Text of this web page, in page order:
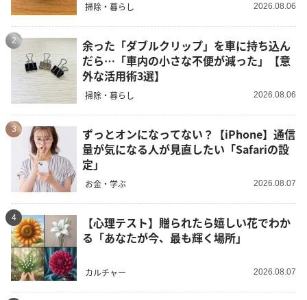
掃除・暮らし 2026.08.06
2
余った「ダブルクリップ」を車に持ち込ん
だら…「車内の小さな不便が減った」【意
外な活用術3選】
掃除・暮らし 2026.08.06
3
ずっとオンになってない？【iPhone】通信
量が気になる人が見直したい「Safariの設
定」
お金・学ぶ 2026.08.07
4
【心理テスト】贈られたら嬉しい花でわか
る「あなたが今、最も輝く場所」
カルチャー 2026.08.07